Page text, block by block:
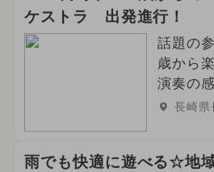
ケストラ 出発進行！
話題の
歳から
演奏の
長崎県
雨でも快適に遊べる☆地